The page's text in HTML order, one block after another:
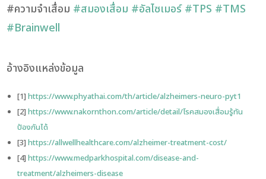
#ความจำเสื่อม #สมองเสื่อม #อัลไซเมอร์ #TPS #TMS
#Brainwell
อ้างอิงแหล่งข้อมูล
[1]https://www.phyathai.com/th/article/alzheimers-neuro-pyt1
[2]https://www.nakornthon.com/article/detail/โรคสมองเสื่อมรู้ทัน
ป้องกันได้
[3]https://allwellhealthcare.com/alzheimer-treatment-cost/
[4]https://www.medparkhospital.com/disease-and-
treatment/alzheimers-disease